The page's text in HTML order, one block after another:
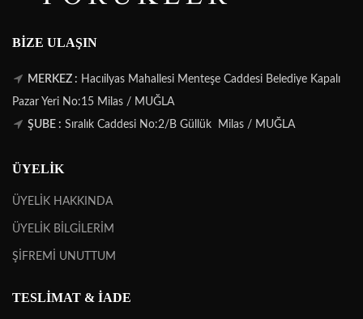
BIZE ULAŞIN
MERKEZ : Hacıilyas Mahallesi Menteşe Caddesi Belediye Kapalı
Pazar Yeri No:15 Milas / MUĞLA
ŞUBE : Sıralık Caddesi No:2/B Güllük Milas / MUĞLA
ÜYELİK
ÜYELİK HAKKINDA
ÜYELİK BİLGİLERİM
ŞİFREMİ UNUTTUM
TESLİMAT & İADE